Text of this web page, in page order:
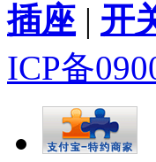
插座 | 开
ICP备